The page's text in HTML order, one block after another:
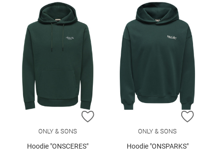
ZUR WUNSCHLISTE HINZUFÜGEN
ONLY & SONS
Hoodie "ONSCERES"
ZUR
ONLY & SONS
Hoodie "ONSPARKS"